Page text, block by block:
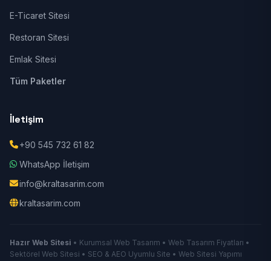
E-Ticaret Sitesi
Restoran Sitesi
Emlak Sitesi
Tüm Paketler
İletişim
+90 545 732 61 82
WhatsApp İletişim
info@kraltasarim.com
kraltasarim.com
Hazır Web Sitesi • Kurumsal Web Tasarım • Web Tasarım Fiyatları •
Sektörel Web Sitesi • SEO & AEO Uyumlu Site • Web Sitesi Yapımı